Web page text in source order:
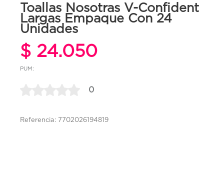
Toallas Nosotras V-Confident
Largas Empaque Con 24
Unidades
$ 24.050
PUM:
0
Referencia: 7702026194819